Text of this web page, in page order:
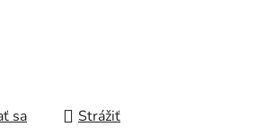
sa Strážiť